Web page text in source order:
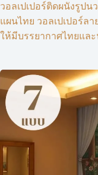
วอลเปเปอร์ติดผนังรูป
แผนไทย วอลเปเปอร์ล
ให้มีบรรยากาศไทยและ